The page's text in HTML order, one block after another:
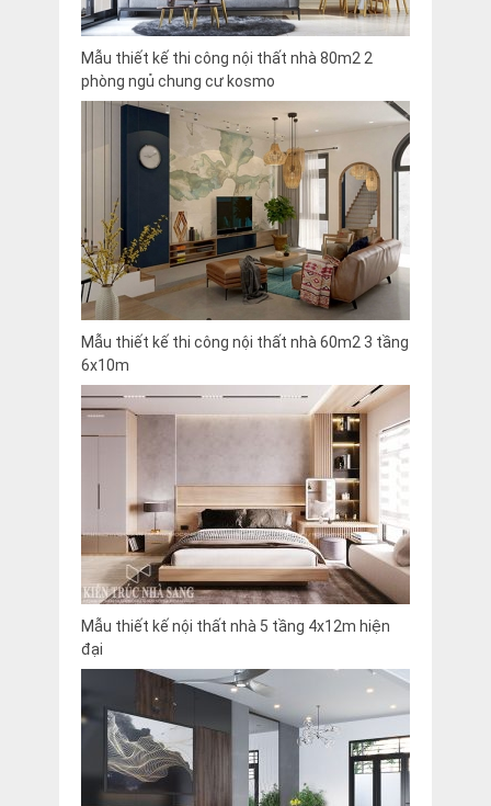
Mẫu thiết kế thi công nội thất nhà 80m2 2
phòng ngủ chung cư kosmo
Mẫu thiết kế thi công nội thất nhà 60m2 3 tầng
6x10m
Mẫu thiết kế nội thất nhà 5 tầng 4x12m hiện
đại